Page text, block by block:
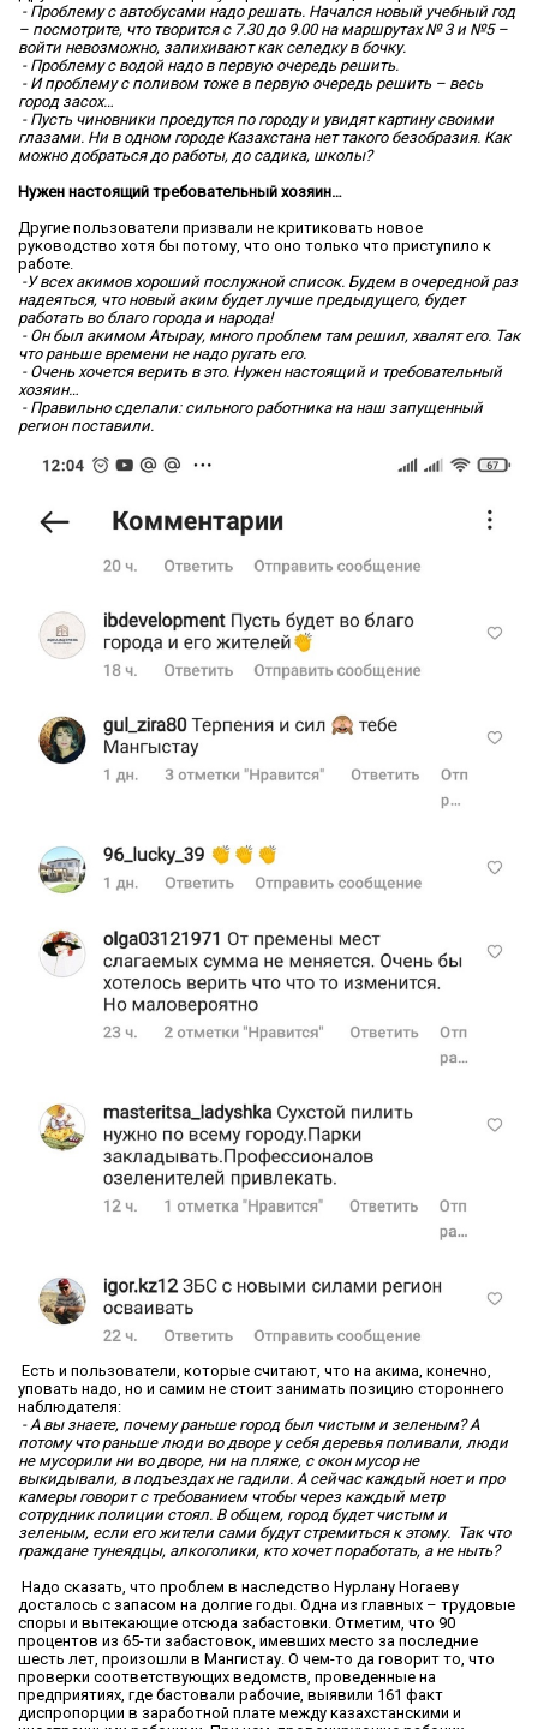
- Проблему с автобусами надо решать. Начался новый учебный год
– посмотрите, что творится с 7.30 до 9.00 на маршрутах № 3 и №5 –
войти невозможно, запихивают как селедку в бочку.
- Проблему с водой надо в первую очередь решить.
- И проблему с поливом тоже в первую очередь решить – весь
город засох…
- Пусть чиновники проедутся по городу и увидят картину своими
глазами. Ни в одном городе Казахстана нет такого безобразия. Как
можно добраться до работы, до садика, школы?
Нужен настоящий требовательный хозяин…
Другие пользователи призвали не критиковать новое
руководство хотя бы потому, что оно только что приступило к
работе.
-У всех акимов хороший послужной список. Будем в очередной раз
надеяться, что новый аким будет лучше предыдущего, будет
работать во благо города и народа!
- Он был акимом Атырау, много проблем там решил, хвалят его. Так
что раньше времени не надо ругать его.
- Очень хочется верить в это. Нужен настоящий и требовательный
хозяин…
- Правильно сделали: сильного работника на наш запущенный
регион поставили.
Есть и пользователи, которые считают, что на акима, конечно,
уповать надо, но и самим не стоит занимать позицию стороннего
наблюдателя:
- А вы знаете, почему раньше город был чистым и зеленым? А
потому что раньше люди во дворе у себя деревья поливали, люди
не мусорили ни во дворе, ни на пляже, с окон мусор не
выкидывали, в подъездах не гадили. А сейчас каждый ноет и про
камеры говорит с требованием чтобы через каждый метр
сотрудник полиции стоял. В общем, город будет чистым и
зеленым, если его жители сами будут стремиться к этому. Так что
граждане тунеядцы, алкоголики, кто хочет поработать, а не ныть?
Надо сказать, что проблем в наследство Нурлану Ногаеву
досталось с запасом на долгие годы. Одна из главных – трудовые
споры и вытекающие отсюда забастовки. Отметим, что 90
процентов из 65-ти забастовок, имевших место за последние
шесть лет, произошли в Мангистау. О чем-то да говорит то, что
проверки соответствующих ведомств, проведенные на
предприятиях, где бастовали рабочие, выявили 161 факт
диспропорции в заработной плате между казахстанскими и